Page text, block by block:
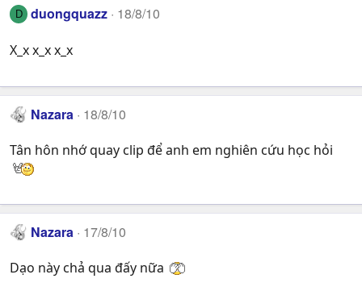
D duongquazz 18/8/10
X_x x_x x_x
Nazara 18/8/10
Tân hôn nhớ quay clip để anh em nghiên cứu học hỏi
Nazara 17/8/10
Dạo này chả qua đấy nữa